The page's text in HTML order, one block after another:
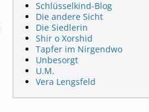
Schlüsselkind-Blog
Die andere Sicht
Die Siedlerin
Shir o Xorshid
Tapfer im Nirgendwo
Unbesorgt
U.M.
Vera Lengsfeld